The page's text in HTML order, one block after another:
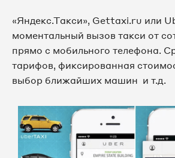
«Яндекс.Такси», Gettaxi.ru или
моментальный вызов такси от
прямо с мобильного телефона.
тарифов, фиксированная
выбор ближайших машин и т.д.